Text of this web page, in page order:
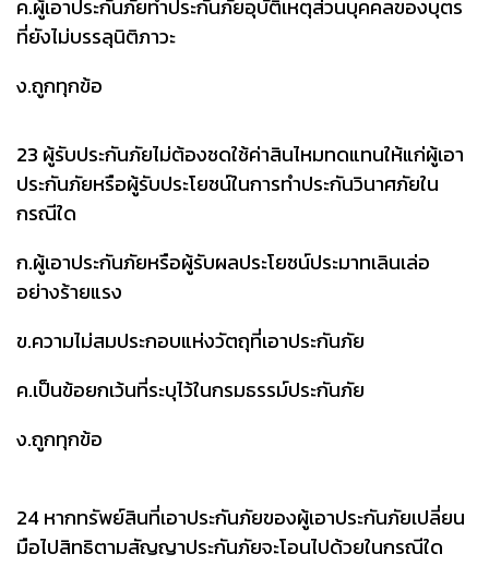
ค.ผู้เอาประกันภัยทำประกันภัยอุบัติเหตุส่วนบุคคลของบุตร
ที่ยังไม่บรรลุนิติภาวะ
ง.ถูกทุกข้อ
23 ผู้รับประกันภัยไม่ต้องชดใช้ค่าสินไหมทดแทนให้แก่ผู้เอา
ประกันภัยหรือผู้รับประโยชน์ในการทำประกันวินาศภัยใน
กรณีใด
ก.ผู้เอาประกันภัยหรือผู้รับผลประโยชน์ประมาทเลินเล่อ
อย่างร้ายแรง
ข.ความไม่สมประกอบแห่งวัตถุที่เอาประกันภัย
ค.เป็นข้อยกเว้นที่ระบุไว้ในกรมธรรม์ประกันภัย
ง.ถูกทุกข้อ
24 หากทรัพย์สินที่เอาประกันภัยของผู้เอาประกันภัยเปลี่ยน
มือไปสิทธิตามสัญญาประกันภัยจะโอนไปด้วยในกรณีใด